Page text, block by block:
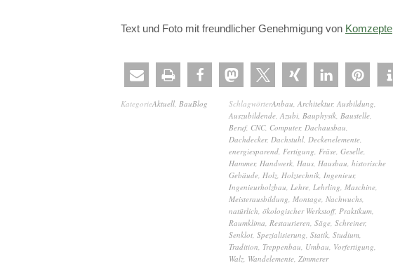
Text und Foto mit freundlicher Genehmigung von Komzepte
KategorieAktuell BauBlog SchlagwörterAnbau Architektur, Ausbildung
Auszubildende Azubi Bauphysik Baustelle
Beruf, CNC, Computer, Dachausbau
Dachdecker, Dachstuhl Deckenelemente
energiesparend Fertigung Fräse Geselle
Hammer, Handwerk Haus Hausbau historische
Gebäude Holz Holztechnik Ingenieur,
Ingenieurholzbau Lehre Lehrling Maschine
Meisterausbildung Montage Nachwuchs
natürlich ökologischer Werkstoff, Praktikum
Raumklima Restaurieren Säge Schreiner,
Senklot Spezialisierung Statik Studium
Tradition Treppenbau Umbau Vorfertigung
Walz Wandelemente Zimmerer